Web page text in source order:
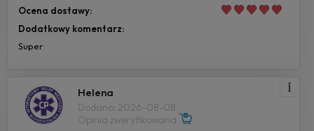
Ocena dostawy:
Dodatkowy komentarz:
Super
Helena
Dodano: 2026-08-08
Opinia zweryfikowana